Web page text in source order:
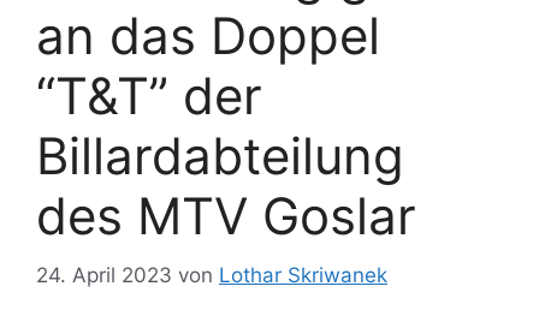
an das Doppel
“T&T” der
Billardabteilung
des MTV Goslar
24. April 2023 von Lothar Skriwanek